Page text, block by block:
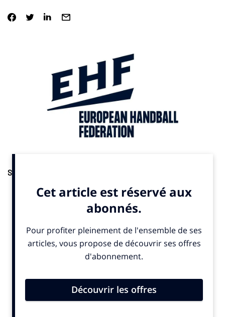
Sponsoring
champions masculine et devient pour la première fois
partenaire officiel de la version féminine. Présente depuis 2017,
marketing. “Ce partenariat renforce notre engagement pour le
sport féminin”, déclare Alenka Potočnik Anžič, directrice
marketing de Hisense Europe.
© SportBusiness.Club – Juin 2025